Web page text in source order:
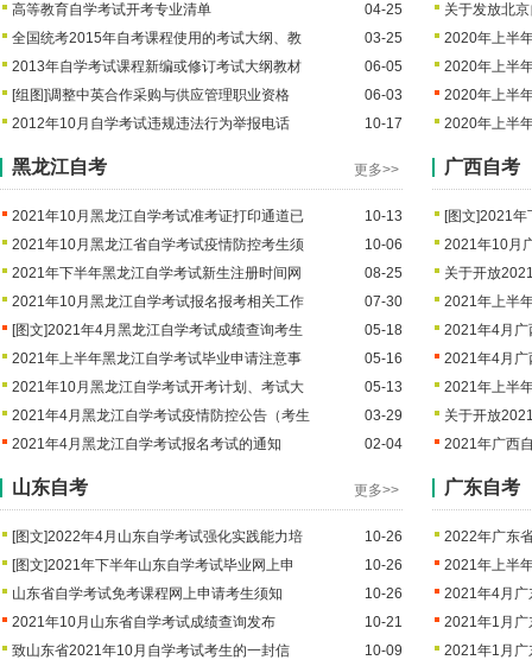
高等教育自学考试开考专业清单
04-25
全国统考2015年自考课程使用的考试大纲、教
03-25
2013年自学考试课程新编或修订考试大纲教材
06-05
[组图]调整中英合作采购与供应管理职业资格
06-03
2012年10月自学考试违规违法行为举报电话
10-17
关于发放北
2020年上半
2020年上半
2020年上半
2020年上半
黑龙江自考 更多>>
2021年10月黑龙江自学考试准考证打印通道已
10-13
2021年10月黑龙江省自学考试疫情防控考生须
10-06
2021年下半年黑龙江自学考试新生注册时间网
08-25
2021年10月黑龙江自学考试报名报考相关工作
07-30
[图文]2021年4月黑龙江自学考试成绩查询考生
05-18
2021年上半年黑龙江自学考试毕业申请注意事
05-16
2021年10月黑龙江自学考试开考计划、考试大
05-13
2021年4月黑龙江自学考试疫情防控公告（考生
03-29
2021年4月黑龙江自学考试报名考试的通知
02-04
广西自考
[图文]2021年
2021年10月
关于开放
2021年上半
2021年4月广
2021年4月广
2021年上半
关于开放
2021年广西
山东自考 更多>>
[图文]2022年4月山东自学考试强化实践能力培
10-26
[图文]2021年下半年山东自学考试毕业网上申
10-26
山东省自学考试免考课程网上申请考生须知
10-26
2021年10月山东省自学考试成绩查询发布
10-21
致山东省2021年10月自学考试考生的一封信
10-09
广东自考
2022年广东
2021年上半
2021年4月广
2021年1月广
2021年1月广